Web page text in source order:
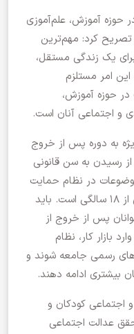
حوزه آموزش، علم‌آموزی
کرد: مهم‌ترین
یک زندگی مستقل،
امر مستلزم
در حوزه آموزش،
و اجتماعی آنان است.
به دوره پس از خروج
رسیدن به سن قانونی
در نظام حمایت
اجتماعی، برنامه‌ریزی برای دوران پس از ۱۸ سالگی است. باید
پس از خروج از
بازار کار، نظام
رسمی جامعه شوند و
بیشتری ادامه دهند.
اجتماعی کودکان و
عدالت اجتماعی